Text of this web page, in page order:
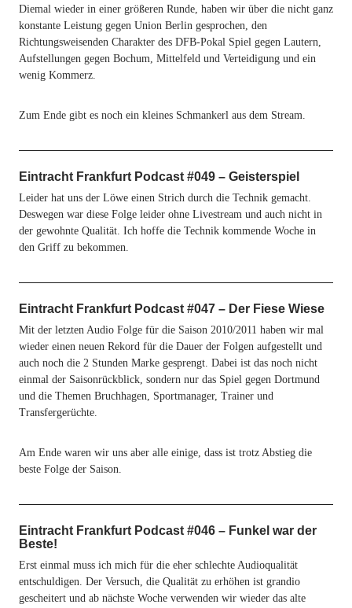
Diemal wieder in einer größeren Runde, haben wir über die nicht ganz
konstante Leistung gegen Union Berlin gesprochen, den
Richtungsweisenden Charakter des DFB-Pokal Spiel gegen Lautern,
Aufstellungen gegen Bochum, Mittelfeld und Verteidigung und ein
wenig Kommerz.
Zum Ende gibt es noch ein kleines Schmankerl aus dem Stream.
Eintracht Frankfurt Podcast #049 – Geisterspiel
Leider hat uns der Löwe einen Strich durch die Technik gemacht.
Deswegen war diese Folge leider ohne Livestream und auch nicht in
der gewohnte Qualität. Ich hoffe die Technik kommende Woche in
den Griff zu bekommen.
Eintracht Frankfurt Podcast #047 – Der Fiese Wiese
Mit der letzten Audio Folge für die Saison 2010/2011 haben wir mal
wieder einen neuen Rekord für die Dauer der Folgen aufgestellt und
auch noch die 2 Stunden Marke gesprengt. Dabei ist das noch nicht
einmal der Saisonrückblick, sondern nur das Spiel gegen Dortmund
und die Themen Bruchhagen, Sportmanager, Trainer und
Transfergerüchte.
Am Ende waren wir uns aber alle einige, dass ist trotz Abstieg die
beste Folge der Saison.
Eintracht Frankfurt Podcast #046 – Funkel war der
Beste!
Erst einmal muss ich mich für die eher schlechte Audioqualität
entschuldigen. Der Versuch, die Qualität zu erhöhen ist grandio
gescheitert und ab nächste Woche verwenden wir wieder das alte